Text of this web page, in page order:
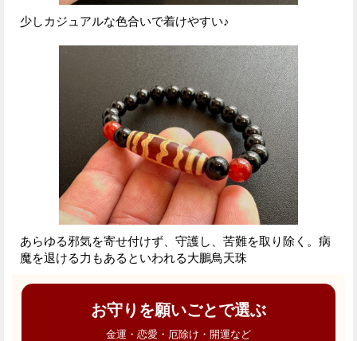
少しカジュアルな色合いで着けやすい♪
あらゆる邪気を寄せ付けず、守護し、苦難を取り除く。病
魔を退ける力もあるといわれる大鵬鳥天珠
お守りを願いごとで選ぶ
金運・恋愛・厄除け・開運など